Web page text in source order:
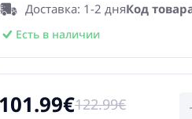
Доставка: 1-2 дняКод
Есть в наличии
101.99€122.99€